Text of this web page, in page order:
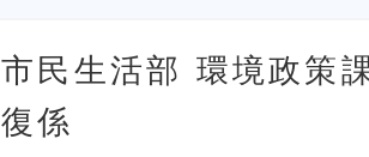
市民生活部 環境政策
復係